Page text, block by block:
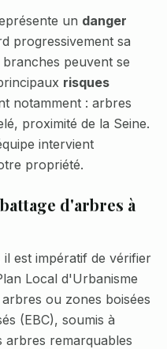
un danger
progressivement sa
peuvent se
risques
notamment : arbres
proximité de la Seine.
intervient
propriété.
d'arbres à
il est impératif de vérifier
Local d'Urbanisme
ou zones boisées
(EBC), soumis à
arbres remarquables